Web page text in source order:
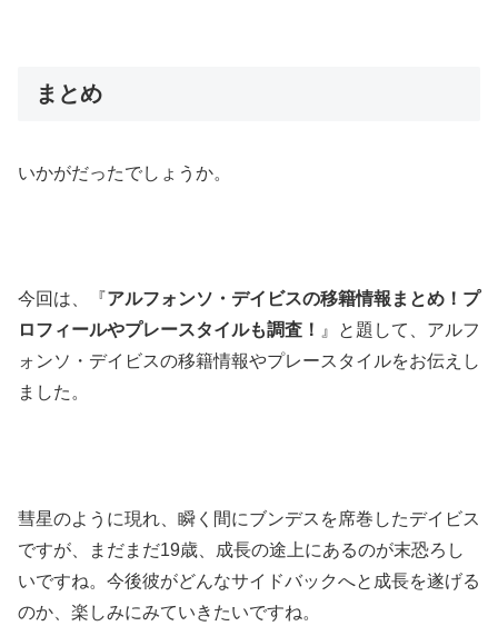
まとめ
いかがだったでしょうか。
今回は、『アルフォンソ・デイビスの移籍情報まとめ！プ
ロフィールやプレースタイルも調査！ 』と題して、アルフ
ォンソ・デイビスの移籍情報やプレースタイルをお伝えし
ました。
彗星のように現れ、瞬く間にブンデスを席巻したデイビス
ですが、まだまだ19歳、成長の途上にあるのが末恐ろし
いですね。今後彼がどんなサイドバックへと成長を遂げる
のか、楽しみにみていきたいですね。